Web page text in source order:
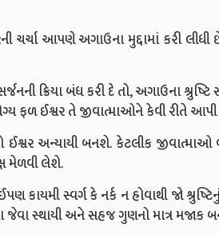
ચર્ચા આપણે અગાઉના મુદ્દામાં કરી
સર્જનની ક્રિયા બંધ કરી દે તો, અગાઉના
ફળ ઈશ્વર તે જીવાત્માઓને કેવી રીતે
અન્યાયી બનશે. કેટલીક જીવાત્માઓ
મેળવી લેશે.
કાયમી સ્વર્ગ કે નર્ક ન હોવાથી જો
જેવા સ્થાયી અને સહજ ગુણનો માત્ર મજાક